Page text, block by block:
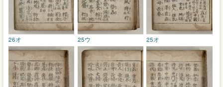
25オ
25ウ
26オ